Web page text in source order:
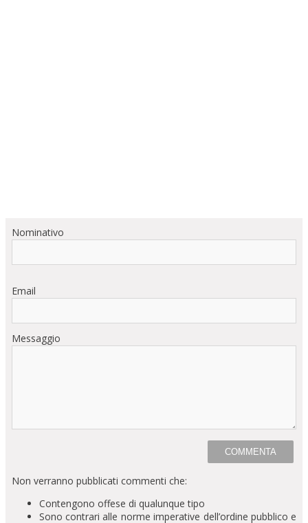
Nominativo
Email
Messaggio
Non verranno pubblicati commenti che:
Contengono offese di qualunque tipo
Sono contrari alle norme imperative dell’ordine pubblico e